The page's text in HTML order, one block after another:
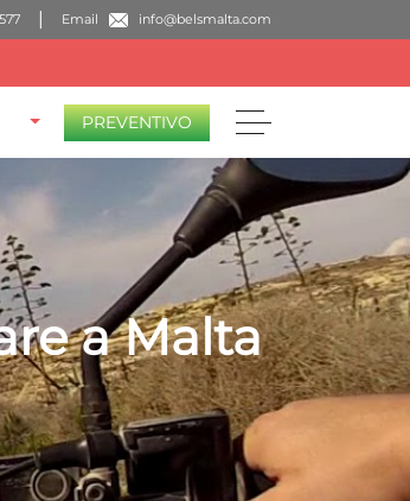
Email info@belsmalta.com
PREVENTIVO
a Malta